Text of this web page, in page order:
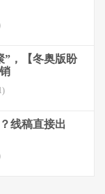
”，【冬奥版盼
线稿直接出